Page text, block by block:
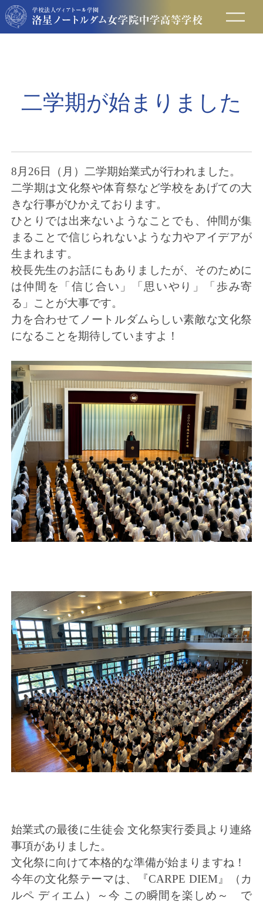
保護者の方へ
入試情報
アクセス
お問い合わせ
資料請求
二学期が始まりました
8月26日（月）二学期始業式が行われました。
二学期は文化祭や体育祭など学校をあげての大
きな行事がひかえております。
ひとりでは出来ないようなことでも、仲間が集
まることで信じられないような力やアイデアが
生まれます。
校長先生のお話にもありましたが、そのために
は仲間を「信じ合い」「思いやり」「歩み寄
る」ことが大事です。
力を合わせてノートルダムらしい素敵な文化祭
になることを期待していますよ！
始業式の最後に生徒会 文化祭実行委員より連絡
事項がありました。
文化祭に向けて本格的な準備が始まりますね！
今年の文化祭テーマは、『CARPE DIEM』（カ
ルペ ディエム）～今 この瞬間を楽しめ～ で